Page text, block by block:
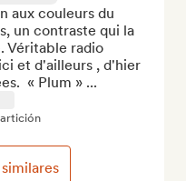
aux couleurs du
un contraste qui la
Véritable radio
et d'ailleurs , d'hier
« Plum » ...